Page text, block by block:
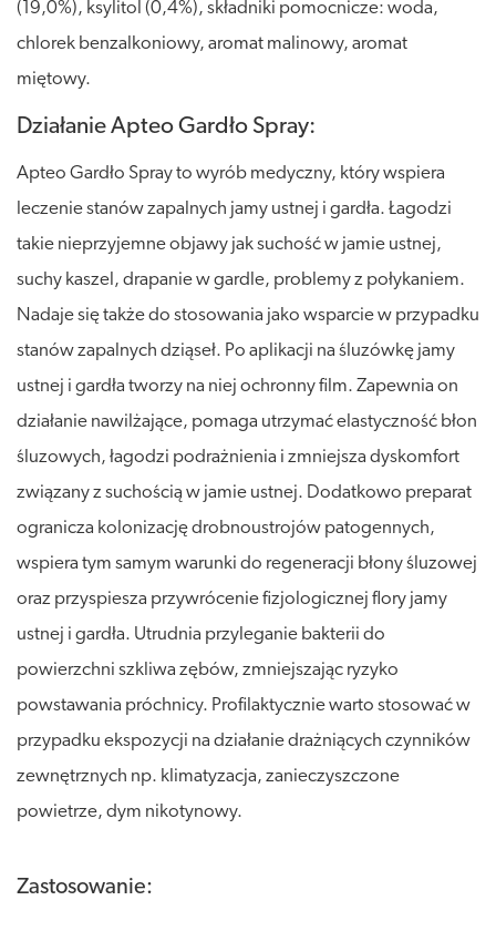
(19,0%), ksylitol (0,4%), składniki pomocnicze: woda,
chlorek benzalkoniowy, aromat malinowy, aromat
miętowy.
Działanie Apteo Gardło Spray:
Apteo Gardło Spray to wyrób medyczny, który wspiera
leczenie stanów zapalnych jamy ustnej i gardła. Łagodzi
takie nieprzyjemne objawy jak suchość w jamie ustnej,
suchy kaszel, drapanie w gardle, problemy z połykaniem.
Nadaje się także do stosowania jako wsparcie w przypadku
stanów zapalnych dziąseł. Po aplikacji na śluzówkę jamy
ustnej i gardła tworzy na niej ochronny film. Zapewnia on
działanie nawilżające, pomaga utrzymać elastyczność błon
śluzowych, łagodzi podrażnienia i zmniejsza dyskomfort
związany z suchością w jamie ustnej. Dodatkowo preparat
ogranicza kolonizację drobnoustrojów patogennych,
wspiera tym samym warunki do regeneracji błony śluzowej
oraz przyspiesza przywrócenie fizjologicznej flory jamy
ustnej i gardła. Utrudnia przyleganie bakterii do
powierzchni szkliwa zębów, zmniejszając ryzyko
powstawania próchnicy. Profilaktycznie warto stosować w
przypadku ekspozycji na działanie drażniących czynników
zewnętrznych np. klimatyzacja, zanieczyszczone
powietrze, dym nikotynowy.
Zastosowanie: